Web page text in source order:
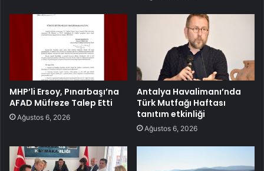
MHP’li Ersoy, Pınarbaşı’na
AFAD Müfreze Talep Etti
Ağustos 6, 2026
Antalya Havalimanı’nda
Türk Mutfağı Haftası
tanıtım etkinliği
Ağustos 6, 2026